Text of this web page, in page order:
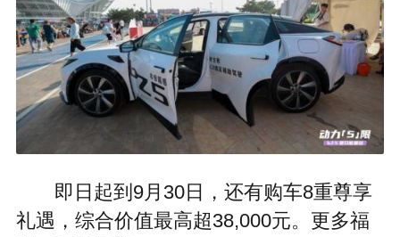
即日起到9月30日，还有购车8重尊享
礼遇，综合价值最高超38,000元。更多福